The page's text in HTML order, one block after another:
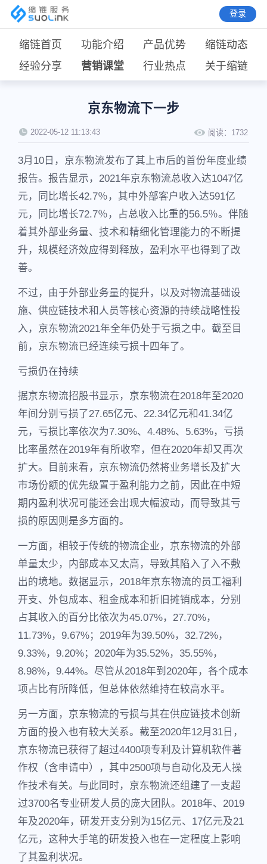
登录
缩链首页 功能介绍 产品优势
缩链动态
经验分享
营销课堂 行业热点 关于缩链
京东物流下一步
2022-05-12 11:13:43 阅读： 1732
3月10日，京东物流发布了其上市后的首份年度业绩
报告。报告显示，2021年京东物流总收入达1047亿
元，同比增长42.7％，其中外部客户收入达591亿
元，同比增长72.7％，占总收入比重的56.5％。伴随
着其外部业务量、技术和精细化管理能力的不断提
升，规模经济效应得到释放，盈利水平也得到了改
善。
不过，由于外部业务量的提升，以及对物流基础设
施、供应链技术和人员等核心资源的持续战略性投
入，京东物流2021年全年仍处于亏损之中。截至目
前，京东物流已经连续亏损十四年了。
亏损仍在持续
据京东物流招股书显示，京东物流在2018年至2020
年间分别亏损了27.65亿元、22.34亿元和41.34亿
元，亏损比率依次为7.30%、4.48%、5.63%，亏损
比率虽然在2019年有所收窄，但在2020年却又再次
扩大。目前来看，京东物流仍然将业务增长及扩大
市场份额的优先级置于盈利能力之前，因此在中短
期内盈利状况可能还会出现大幅波动，而导致其亏
损的原因则是多方面的。
一方面，相较于传统的物流企业，京东物流的外部
单量太少，内部成本又太高，导致其陷入了入不敷
出的境地。数据显示，2018年京东物流的员工福利
开支、外包成本、租金成本和折旧摊销成本，分别
占其收入的百分比依次为45.07%，27.70%，
11.73%，9.67%；2019年为39.50%，32.72%，
9.33%，9.20%；2020年为35.52%，35.55%，
8.98%，9.44%。尽管从2018年到2020年，各个成本
项占比有所降低，但总体依然维持在较高水平。
另一方面，京东物流的亏损与其在供应链技术创新
方面的投入也有较大关系。截至2020年12月31日，
京东物流已获得了超过4400项专利及计算机软件著
作权（含申请中），其中2500项与自动化及无人操
作技术有关。与此同时，京东物流还组建了一支超
过3700名专业研发人员的庞大团队。2018年、2019
年及2020年，研发开支分别为15亿元、17亿元及21
亿元，这种大手笔的研发投入也在一定程度上影响
了其盈利状况。